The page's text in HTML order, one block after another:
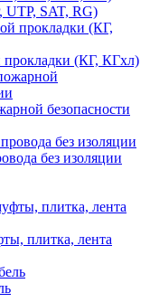
UTP, SAT, RG)
прокладки (КГ, КГхл)
безопасности
без изоляции
плитка, лента